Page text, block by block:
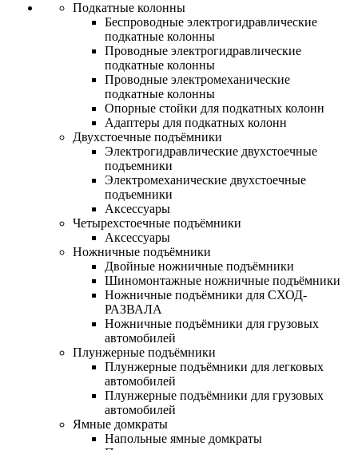
Подкатные колонны
Беспроводные электрогидравлические
подкатные колонны
Проводные электрогидравлические
подкатные колонны
Проводные электромеханические
подкатные колонны
Опорные стойки для подкатных колонн
Адаптеры для подкатных колонн
Двухстоечные подъёмники
Электрогидравлические двухстоечные
подъемники
Электромеханические двухстоечные
подъемники
Аксессуары
Четырехстоечные подъёмники
Аксессуары
Ножничные подъёмники
Двойные ножничные подъёмники
Шиномонтажные ножничные подъёмники
Ножничные подъёмники для СХОД-
РАЗВАЛА
Ножничные подъёмники для грузовых
автомобилей
Плунжерные подъёмники
Плунжерные подъёмники для легковых
автомобилей
Плунжерные подъёмники для грузовых
автомобилей
Ямные домкраты
Напольные ямные домкраты